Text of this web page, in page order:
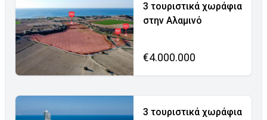
3 τουριστικά χωράφια
στην Αλαμινό
€4.000.000
3 τουριστικά χωράφια